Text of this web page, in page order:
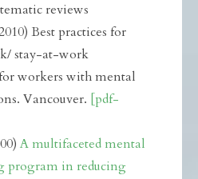
reviews
Best practices for
stay-at-work
workers with mental
Vancouver. [pdf-
A multifaceted mental
program in reducing